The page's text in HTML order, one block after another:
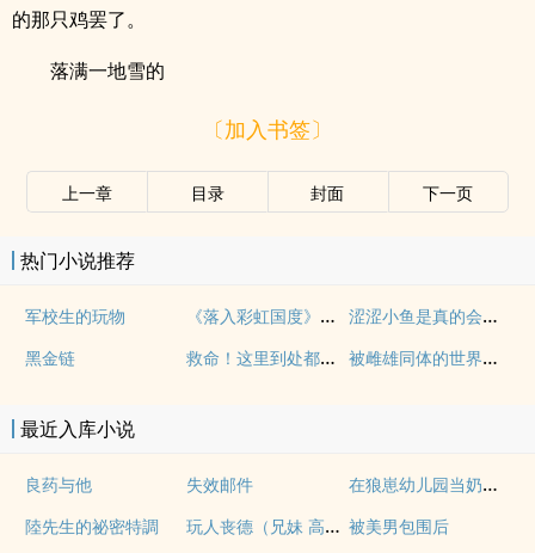
的那只鸡罢了。
落满一地雪的
〔加入书签〕
上一章 目录 封面 下一页
热门小说推荐
军校生的玩物 《落入彩虹国度》穿越+西幻+言情 涩涩小鱼是真的会被干透
黑金链 救命！这里到处都是阴暗批（西幻NPH） 被雌雄同体的世界爆炒了（玄幻nph）
最近入库小说
良药与他 失效邮件 在狼崽幼儿园当奶爸的日常
陸先生的祕密特調 玩人丧德（兄妹 高H） 被美男包围后